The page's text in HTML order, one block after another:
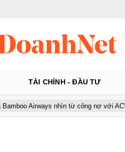
TÀI CHÍNH - ĐẦU TƯ
nhìn từ công nợ với ACV Ô